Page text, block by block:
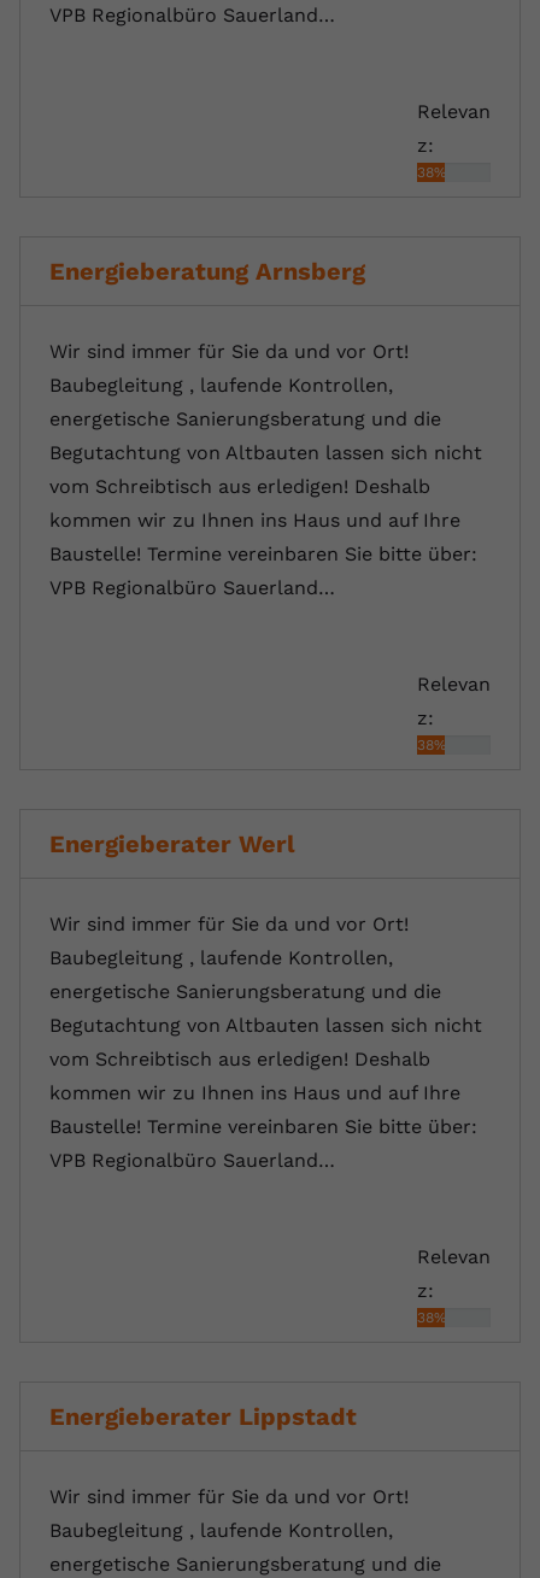
VPB Regionalbüro Sauerland…
Relevan
z:
38%
Energieberatung Arnsberg
Wir sind immer für Sie da und vor Ort!
Baubegleitung , laufende Kontrollen,
energetische Sanierungsberatung und die
Begutachtung von Altbauten lassen sich nicht
vom Schreibtisch aus erledigen! Deshalb
kommen wir zu Ihnen ins Haus und auf Ihre
Baustelle! Termine vereinbaren Sie bitte über:
VPB Regionalbüro Sauerland…
Relevan
z:
38%
Energieberater Werl
Wir sind immer für Sie da und vor Ort!
Baubegleitung , laufende Kontrollen,
energetische Sanierungsberatung und die
Begutachtung von Altbauten lassen sich nicht
vom Schreibtisch aus erledigen! Deshalb
kommen wir zu Ihnen ins Haus und auf Ihre
Baustelle! Termine vereinbaren Sie bitte über:
VPB Regionalbüro Sauerland…
Relevan
z:
38%
Energieberater Lippstadt
Wir sind immer für Sie da und vor Ort!
Baubegleitung , laufende Kontrollen,
energetische Sanierungsberatung und die